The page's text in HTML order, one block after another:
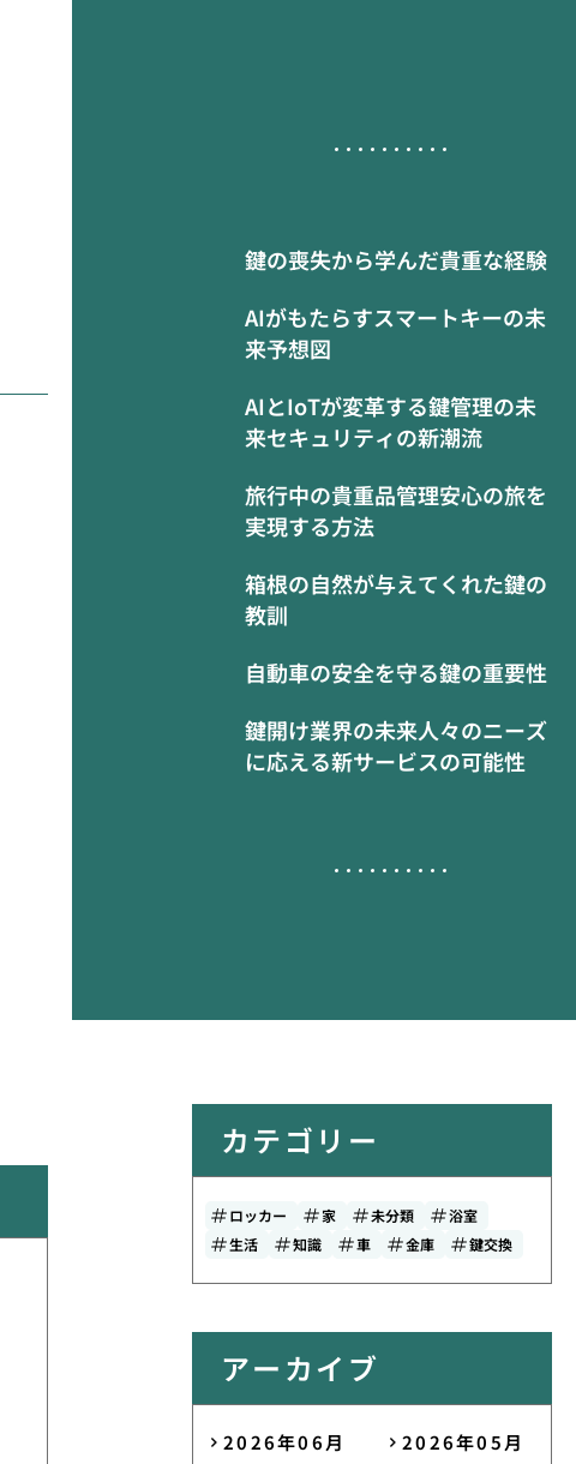
鍵の喪失から学んだ貴重な経験
AIがもたらすスマートキーの未
来予想図
AIとIoTが変革する鍵管理の未
来セキュリティの新潮流
旅行中の貴重品管理安心の旅を
実現する方法
箱根の自然が与えてくれた鍵の
教訓
自動車の安全を守る鍵の重要性
鍵開け業界の未来人々のニーズ
に応える新サービスの可能性
カテゴリー
ロッカー 家 未分類
浴室
生活
知識 車 金庫 鍵交換
アーカイブ
2026年06月
2026年05月